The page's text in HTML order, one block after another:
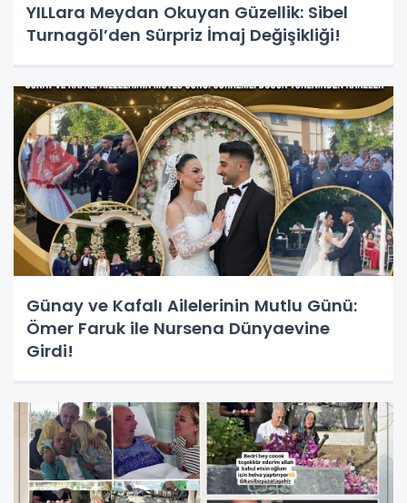
YILLara Meydan Okuyan Güzellik: Sibel
Turnagöl’den Sürpriz İmaj Değişikliği!
Günay ve Kafalı Ailelerinin Mutlu Günü:
Ömer Faruk ile Nursena Dünyaevine
Girdi!